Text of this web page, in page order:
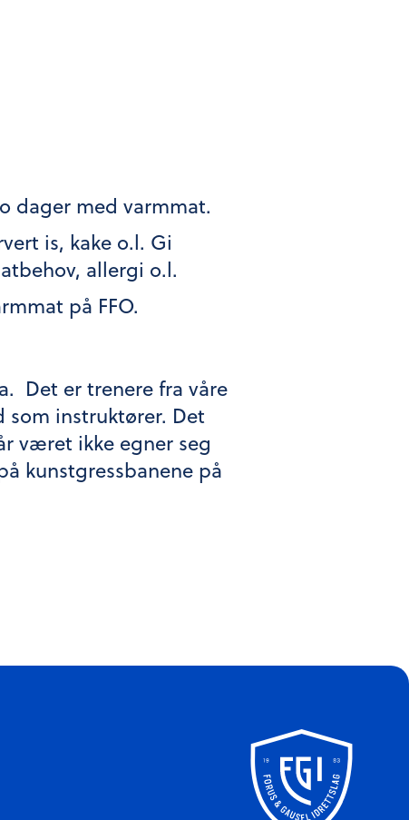
dager med varmmat.
is, kake o.l. Gi
allergi o.l.
på FFO.
Det er trenere fra våre
instruktører. Det
været ikke egner seg
kunstgressbanene på